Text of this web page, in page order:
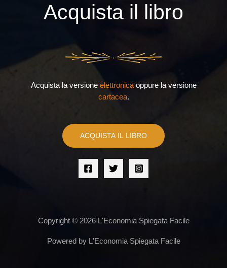
Acquista il libro
Acquista la versione elettronicaoppure la versione
cartacea.
ACQUISTA IL LIBRO
Copyright © 2026 L'Economia Spiegata Facile
Powered by L'Economia Spiegata Facile